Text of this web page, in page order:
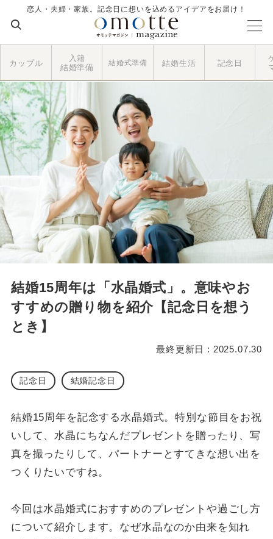
恋人・夫婦・家族。記念日に想いを込めるアイデアをお届け！
カップル
入籍
結婚準備
結婚式準備 結婚生活 記念日
結婚15周年は「水晶婚式」。意味やお
すすめの贈り物を紹介【記念日を想う
とき】
最終更新日 : 2025.07.30
記念日 結婚記念日
結婚15周年を記念する水晶婚式。特別な節目をお祝
いして、水晶にちなんだプレゼントを贈ったり、写
真を撮ったりして、パートナーとすてきな想い出を
つくりたいですね。
今回は水晶婚式におすすめのプレゼントや過ごし方
について紹介します。なぜ水晶なのか由来を知れ